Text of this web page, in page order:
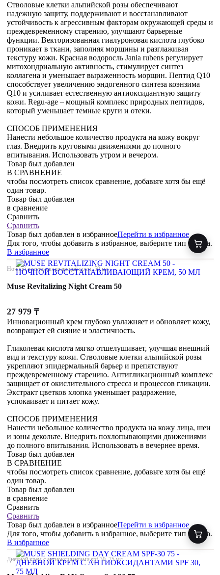
Стволовые клетки альпийской розы обеспечивают
надежную защиту, поддерживают и восстанавливают
устойчивость к агрессивным факторам окружающей среды и
преждевременному старению, улучшают барьерные
функции. Векторизованная гиалуроновая кислота глубоко
проникает в ткани, заполняя морщины и разглаживая
текстуру кожи. Красная водоросль Jania rubens регулирует
митохондриальную активность, стимулирует синтез
коллагена и уменьшает выраженность морщин. Пептид Q10
способствует увеличению эндогенного синтеза коэнзима
Q10 и усиливает естественную антиоксидантную защиту
кожи. Regu-age – мощный комплекс природных пептидов,
который уменьшает темные круги и отеки.
СПОСОБ ПРИМЕНЕНИЯ
Нанести небольшое количество продукта на кожу вокруг
глаз. Внедрить круговыми движениями до полного
впитывания. Использовать утром и вечером.
Товар был добавлен
В СРАВНЕНИЕ
чтобы посмотреть список сравнение, добавьте хотя бы ещё
один товар.
Товар был добавлен
в сравнение
Сравнить
Сравнить
Товар был добавлен в избранноеПерейти в избранное
Для того, чтобы добавить в избранное, выберите тип товара.
В избранное
Ночной восстанавливающий крем, 50 мл
Muse Revitalizing Night Cream 50
27 979 ₸
Инновационный крем глубоко увлажняет и обновляет кожу,
возвращает ей сияние и эластичность.
Гликолевая кислота мягко отшелушивает, улучшая внешний
вид и текстуру кожи. Стволовые клетки альпийской розы
укрепляют эпидермальный барьер и препятствуют
преждевременному старению. Антигликационный комплекс
защищает от окислительного стресса и процессов гликации.
Экстракт цветков хлопка уменьшает раздражение,
успокаивает и питает кожу.
СПОСОБ ПРИМЕНЕНИЯ
Нанести небольшое количество продукта на кожу лица, шеи
и зоны декольте. Внедрить похлопывающими движениями
до полного впитывания. Использовать в вечернее время.
Товар был добавлен
В СРАВНЕНИЕ
чтобы посмотреть список сравнение, добавьте хотя бы ещё
один товар.
Товар был добавлен
в сравнение
Сравнить
Сравнить
Товар был добавлен в избранноеПерейти в избранное
Для того, чтобы добавить в избранное, выберите тип товара.
В избранное
Дневной крем с антиоксидантами spf 30, 75 мл